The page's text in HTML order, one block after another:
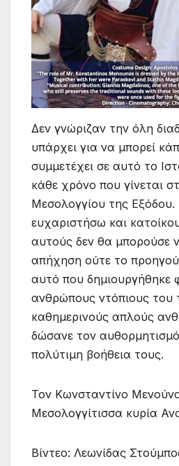
Δεν γνώριζαν την όλη
υπάρχει για να μπορεί
συμμετέχει σε αυτό το
κάθε χρόνο που γίνεται
Μεσολογγίου της
ευχαριστήσω και
αυτούς δεν θα μπορούσε
απήχηση ούτε το
αυτό που δημιουργήθηκε
ανθρώπους ντόπιους του
καθημερινούς απλούς
δώσανε τον
πολύτιμη βοήθεια τους.
Τον Κωνσταντίνο
Μεσολογγίτισσα κυρία
Βίντεο: Λεωνίδας